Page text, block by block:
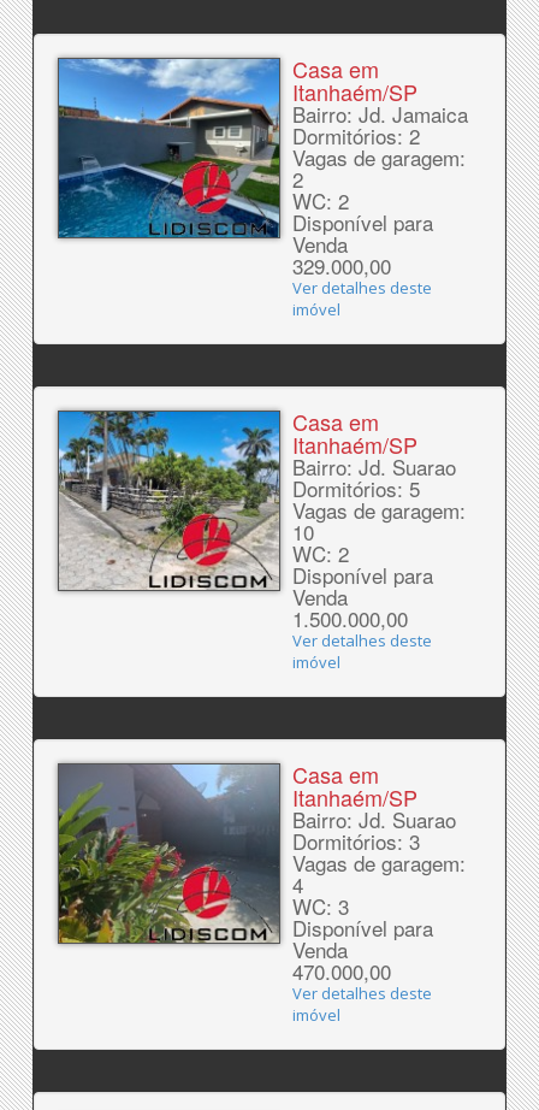
Casa em
Itanhaém/SP
Bairro: Jd. Jamaica
Dormitórios: 2
Vagas de garagem:
2
WC: 2
Disponível para
Venda
329.000,00
Ver detalhes deste
imóvel
Casa em
Itanhaém/SP
Bairro: Jd. Suarao
Dormitórios: 5
Vagas de garagem:
10
WC: 2
Disponível para
Venda
1.500.000,00
Ver detalhes deste
imóvel
Casa em
Itanhaém/SP
Bairro: Jd. Suarao
Dormitórios: 3
Vagas de garagem:
4
WC: 3
Disponível para
Venda
470.000,00
Ver detalhes deste
imóvel